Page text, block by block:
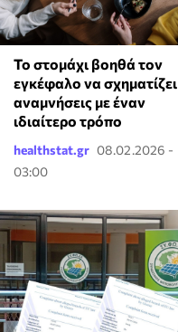
Το στομάχι βοηθά τον
εγκέφαλο να σχηματίζει
αναμνήσεις με έναν
ιδιαίτερο τρόπο
healthstat.gr 08.02.2026 -
03:00